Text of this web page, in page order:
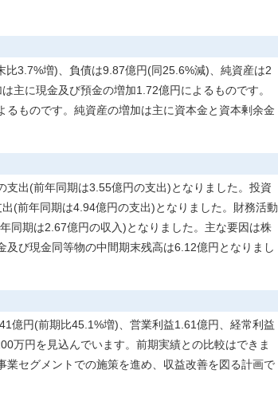
3.7%増)、負債は9.87億円(同25.6%減)、純資産は2
主に現金及び預金の増加1.72億円によるものです。
ものです。純資産の増加は主に資本金と資本剰余金
出(前年同期は3.55億円の支出)となりました。投資
(前年同期は4.94億円の支出)となりました。財務活動
同期は2.67億円の収入)となりました。主な要因は株
び現金同等物の中間期末残高は6.12億円となりまし
億円(前期比45.1%増)、営業利益1.61億円、経常利益
万円を見込んでいます。前期実績との比較はできま
セグメントでの施策を進め、収益改善を図る計画で